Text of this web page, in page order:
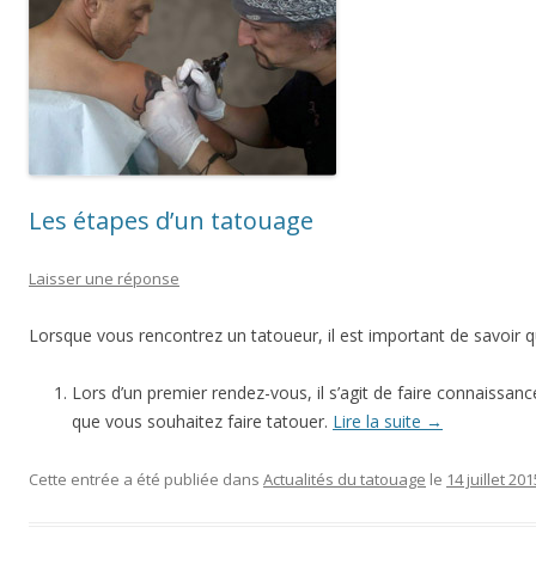
Les étapes d’un tatouage
Laisser une réponse
Lorsque vous rencontrez un tatoueur, il est important de savoir
Lors d’un premier rendez-vous, il s’agit de faire
que vous souhaitez faire tatouer. Lire la suite →
Cette entrée a été publiée dans Actualités du tatouage le 14 juillet